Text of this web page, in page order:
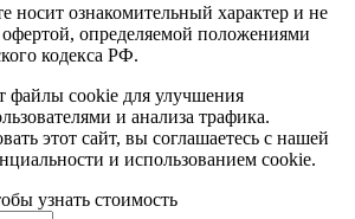
носит ознакомительный характер и не
определяемой положениями
кодекса РФ.
файлы cookie для улучшения
и анализа трафика.
этот сайт, вы соглашаетесь с нашей
и использованием cookie.
узнать стоимость